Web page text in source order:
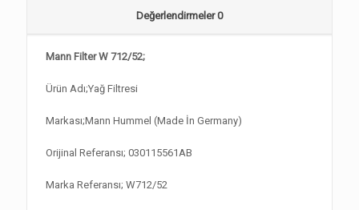
Değerlendirmeler0
Mann Filter W 712/52;
Ürün Adı;Yağ Filtresi
Markası;Mann Hummel (Made İn Germany)
Orijinal Referansı; 030115561AB
Marka Referansı; W712/52